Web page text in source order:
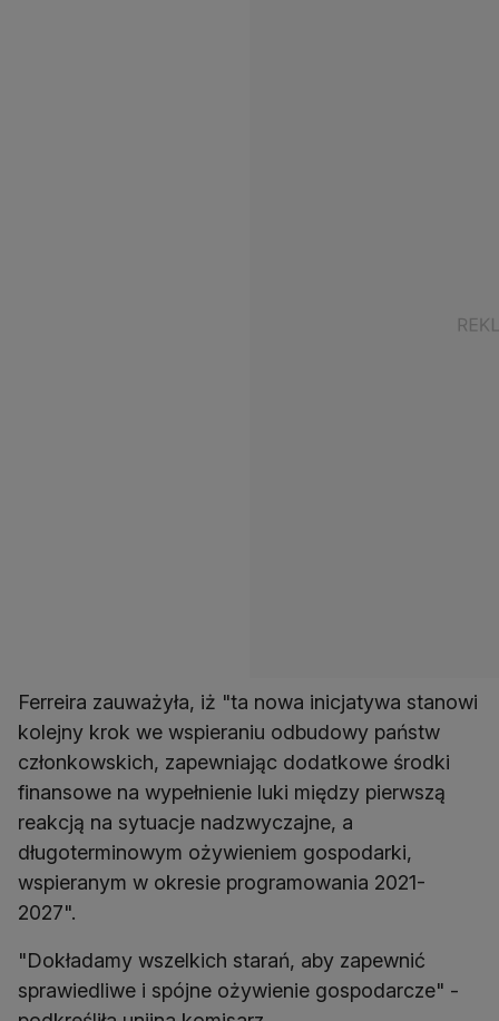
Ferreira zauważyła, iż "ta nowa inicjatywa stanowi
kolejny krok we wspieraniu odbudowy państw
członkowskich, zapewniając dodatkowe środki
finansowe na wypełnienie luki między pierwszą
reakcją na sytuacje nadzwyczajne, a
długoterminowym ożywieniem gospodarki,
wspieranym w okresie programowania 2021-
2027".
"Dokładamy wszelkich starań, aby zapewnić
sprawiedliwe i spójne ożywienie gospodarcze" -